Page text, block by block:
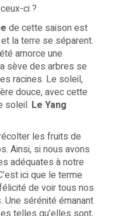
ci ?
de cette saison est
la terre se séparent.
amorce une
sève des arbres se
racines. Le soleil,
douce, avec cette
soleil. Le Yang
les fruits de
Ainsi, si nous avons
adéquates à notre
ici que le terme
de voir tous nos
sérénité émanant